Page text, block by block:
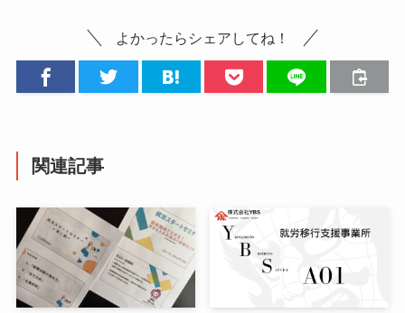
よかったらシェアしてね！
関連記事